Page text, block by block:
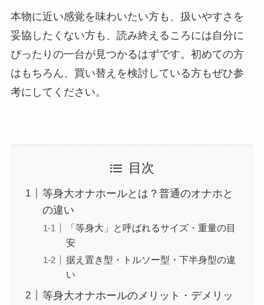
本物に近い感覚を味わいたい方も、扱いやすさを
妥協したくない方も、読み終えるころには自分に
ぴったりの一台が見つかるはずです。初めての方
はもちろん、買い替えを検討している方もぜひ参
考にしてください。
目次
等身大オナホールとは？普通のオナホと
の違い
「等身大」と呼ばれるサイズ・重量の目
安
据え置き型・トルソー型・下半身型の違
い
等身大オナホールのメリット・デメリッ